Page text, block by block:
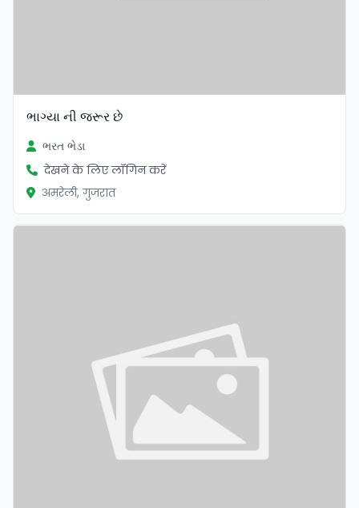
ભાગ્યા ની જરૂર છે
ભરત ભેડા
देखने के लिए लॉगिन करें
अमरेली, गुजरात